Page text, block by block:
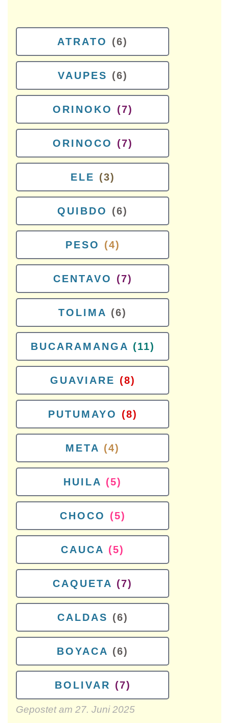
ATRATO (6)
VAUPES (6)
ORINOKO (7)
ORINOCO (7)
ELE (3)
QUIBDO (6)
PESO (4)
CENTAVO (7)
TOLIMA (6)
BUCARAMANGA (11)
GUAVIARE (8)
PUTUMAYO (8)
META (4)
HUILA (5)
CHOCO (5)
CAUCA (5)
CAQUETA (7)
CALDAS (6)
BOYACA (6)
BOLIVAR (7)
Gepostet am 27. Juni 2025